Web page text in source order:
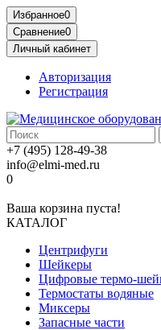
Избранное0
Сравнение0
Личный кабинет
Авторизация
Регистрация
+7 (495) 128-49-38
info@elmi-med.ru
0
Ваша корзина пуста!
КАТАЛОГ
Центрифуги
Шейкеры
Цифровые термо-
Термостаты водяные
Миксеры
Запасные части